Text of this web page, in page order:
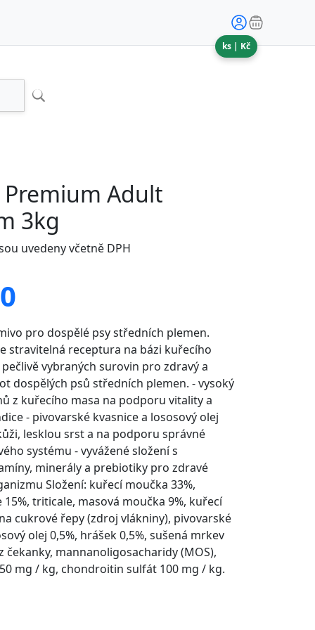
ks | Kč
Premium Adult
3kg
uvedeny včetně DPH
pro dospělé psy středních plemen.
stravitelná receptura na bázi kuřecího
pečlivě vybraných surovin pro zdravý a
dospělých psů středních plemen. - vysoký
z kuřecího masa na podporu vitality a
- pivovarské kvasnice a lososový olej
lesklou srst a na podporu správné
systému - vyvážené složení s
minerály a prebiotiky pro zdravé
Složení: kuřecí moučka 33%,
triticale, masová moučka 9%, kuřecí
cukrové řepy (zdroj vlákniny), pivovarské
olej 0,5%, hrášek 0,5%, sušená mrkev
čekanky, mannanoligosacharidy (MOS),
mg / kg, chondroitin sulfát 100 mg / kg.